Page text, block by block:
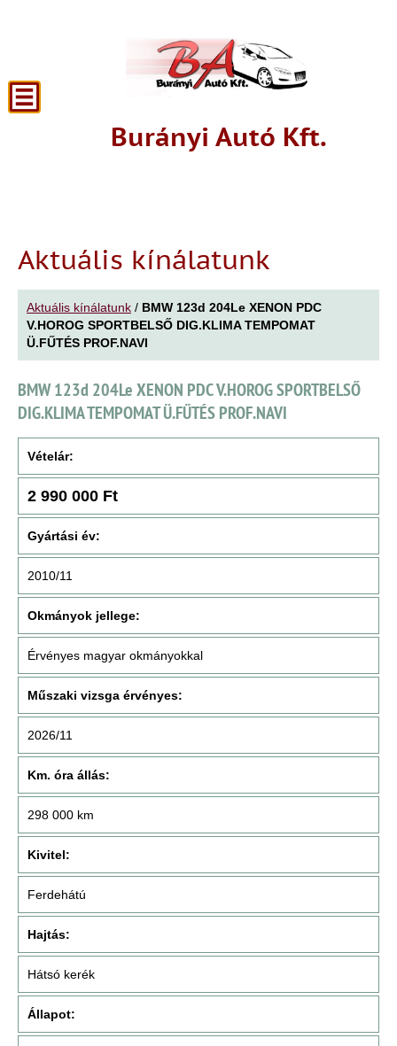
Burányi Autó Kft.
Aktuális kínálatunk
Aktuális kínálatunk / BMW 123d 204Le XENON PDC
V.HOROG SPORTBELSŐ DIG.KLIMA TEMPOMAT
Ü.FŰTÉS PROF.NAVI
BMW 123d 204Le XENON PDC V.HOROG SPORTBELSŐ
DIG.KLIMA TEMPOMAT Ü.FŰTÉS PROF.NAVI
Vételár:
2 990 000 Ft
Gyártási év:
2010/11
Okmányok jellege:
Érvényes magyar okmányokkal
Műszaki vizsga érvényes:
2026/11
Km. óra állás:
298 000 km
Kivitel:
Ferdehátú
Hajtás:
Hátsó kerék
Állapot: